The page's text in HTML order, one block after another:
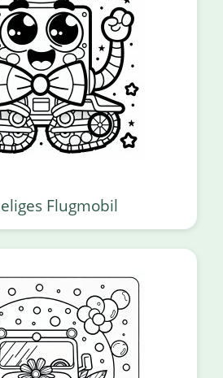
Flugmobil